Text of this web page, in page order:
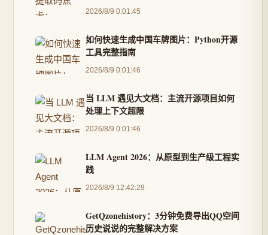
2026/8/9 0:01:45
如何快速生成中国车牌图片：Python开源
工具完整指南
2026/8/9 0:01:46
当 LLM 遇见大文档：主流开源项目如何
处理上下文超限
2026/8/9 0:01:46
LLM Agent 2026：从原型到生产级工程实
践
2026/8/9 12:42:29
GetQzonehistory：3分钟免费导出QQ空间
历史说说的完整解决方案